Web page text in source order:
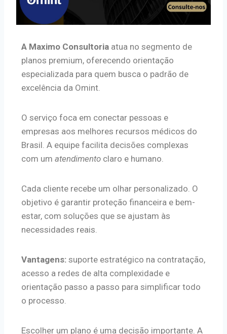
A Maximo Consultoria atua no segmento de
planos premium, oferecendo orientação
especializada para quem busca o padrão de
excelência da Omint.
O serviço foca em conectar pessoas e
empresas aos melhores recursos médicos do
Brasil. A equipe facilita decisões complexas
com um atendimento claro e humano.
Cada cliente recebe um olhar personalizado. O
objetivo é garantir proteção financeira e bem-
estar, com soluções que se ajustam às
necessidades reais.
Vantagens: suporte estratégico na contratação,
acesso a redes de alta complexidade e
orientação passo a passo para simplificar todo
o processo.
Escolher um plano é uma decisão importante. A